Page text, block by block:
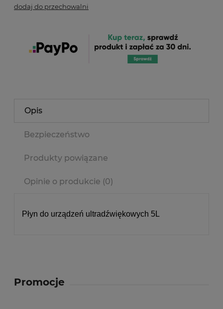
dodaj do przechowalni
Opis
Bezpieczeństwo
Produkty powiązane
Opinie o produkcie (0)
Płyn do urządzeń ultradźwiękowych 5L
Promocje